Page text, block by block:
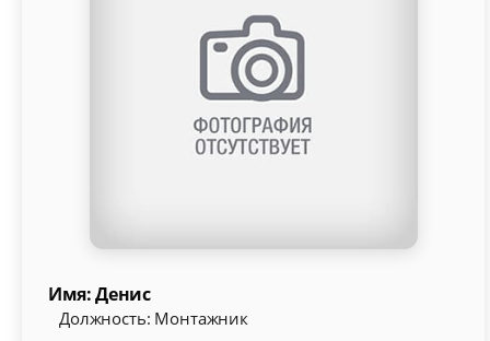
Имя: Денис
Должность: Монтажник